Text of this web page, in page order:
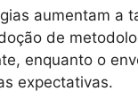
aumentam a
de
enquanto o
expectativas.